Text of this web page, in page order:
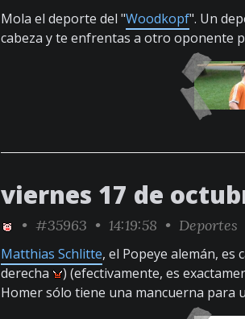
Mola el deporte del "Woodkopf". Un
cabeza y te enfrentas a otro oponente
viernes 17 de
• #35963 • 14:19:58 • Deportes
Matthias Schlitte, el Popeye alemán, es
derecha
) (efectivamente, es
Homer sólo tiene una mancuerna para